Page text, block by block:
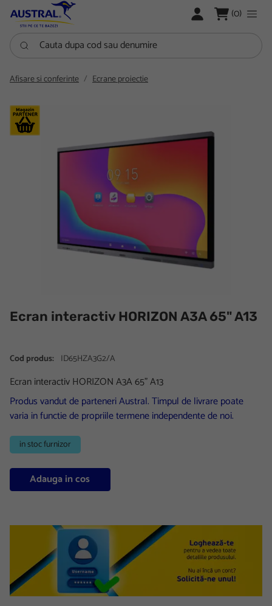
LOGARE (0)
Cauta dupa cod sau denumire
Afisare si conferinte Ecrane proiectie
Ecran interactiv HORIZON A3A 65" A13
Cod produs: ID65HZA3G2/A
Ecran interactiv HORIZON A3A 65" A13
Produs vandut de parteneri Austral. Timpul de livrare poate
varia in functie de propriile termene independente de noi.
in stoc furnizor
Adauga in cos